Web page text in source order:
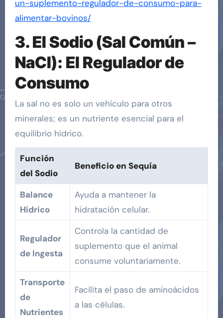
un-suplemento-regulador-de-consumo-para-
alimentar-bovinos/
3.El Sodio (Sal Común –
NaCl): El Regulador de
Consumo
La sal no es solo un vehículo para otros
minerales; es un nutriente esencial para el
equilibrio hídrico.
Función
del Sodio
Beneficio en Sequía
Balance
Hídrico
Ayuda a mantener la
hidratación celular.
Regulador
de Ingesta
Controla la cantidad de
suplemento que el animal
consume voluntariamente.
Transporte
de
Nutrientes
Facilita el paso de aminoácidos
a las células.